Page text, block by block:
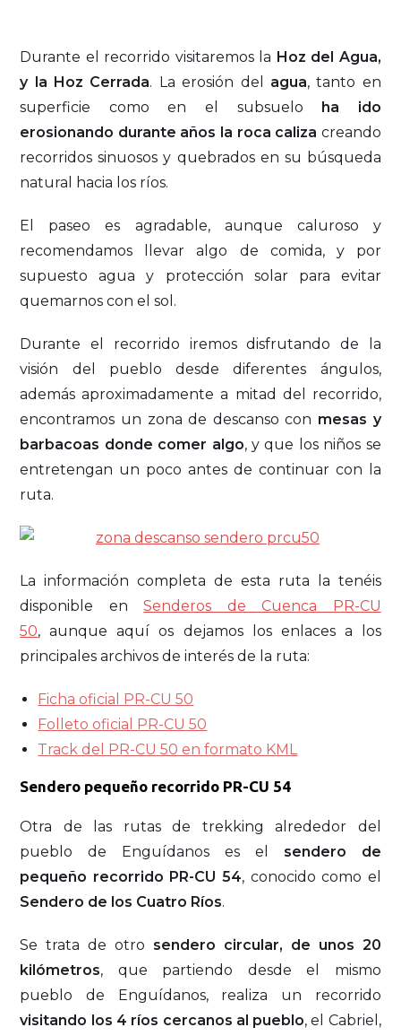
Durante el recorrido visitaremos la Hoz del Agua,
y la Hoz Cerrada. La erosión del agua, tanto en
superficie como en el subsuelo
ha ido
erosionando durante años la roca caliza creando
recorridos sinuosos y quebrados en su búsqueda
natural hacia los ríos.
El paseo es agradable, aunque caluroso y
recomendamos llevar algo de comida, y por
supuesto agua y protección solar para evitar
quemarnos con el sol.
Durante el recorrido iremos disfrutando de la
visión del pueblo desde diferentes ángulos,
además aproximadamente a mitad del recorrido,
encontramos un zona de descanso con mesas y
barbacoas donde comer algo, y que los niños se
entretengan un poco antes de continuar con la
ruta.
La información completa de esta ruta la tenéis
disponible enSenderos de Cuenca PR-CU
50, aunque aquí os dejamos los enlaces a los
principales archivos de interés de la ruta:
Ficha oficial PR-CU 50
Folleto oficial PR-CU 50
Track del PR-CU 50 en formato KML
Sendero pequeño recorrido PR-CU 54
Otra de las rutas de trekking alrededor del
pueblo de Enguídanos es el sendero de
pequeño recorrido PR-CU 54, conocido como el
Sendero de los Cuatro Ríos.
Se trata de otro sendero circular, de unos 20
kilómetros, que partiendo desde el mismo
pueblo de Enguídanos, realiza un recorrido
visitando los 4 ríos cercanos al pueblo, el Cabriel,